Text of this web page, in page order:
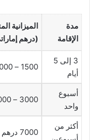
مدة
الإقامة
الميزانية
(درهم
3 إلى 5
أيام
1500 – 3000 درهم
أسبوع
واحد
3000 – 6000 درهم
أكثر من
7000 درهم فأكثر